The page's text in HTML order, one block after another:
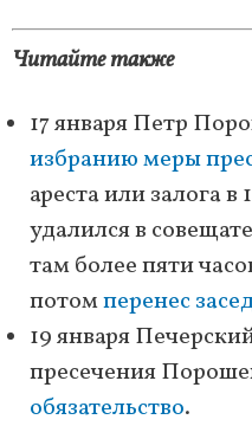
Читайте также
17 января Петр
избранию меры
ареста или залога
удалился в
там более пяти
потомперенес
19 января
пресечения
обязательство.